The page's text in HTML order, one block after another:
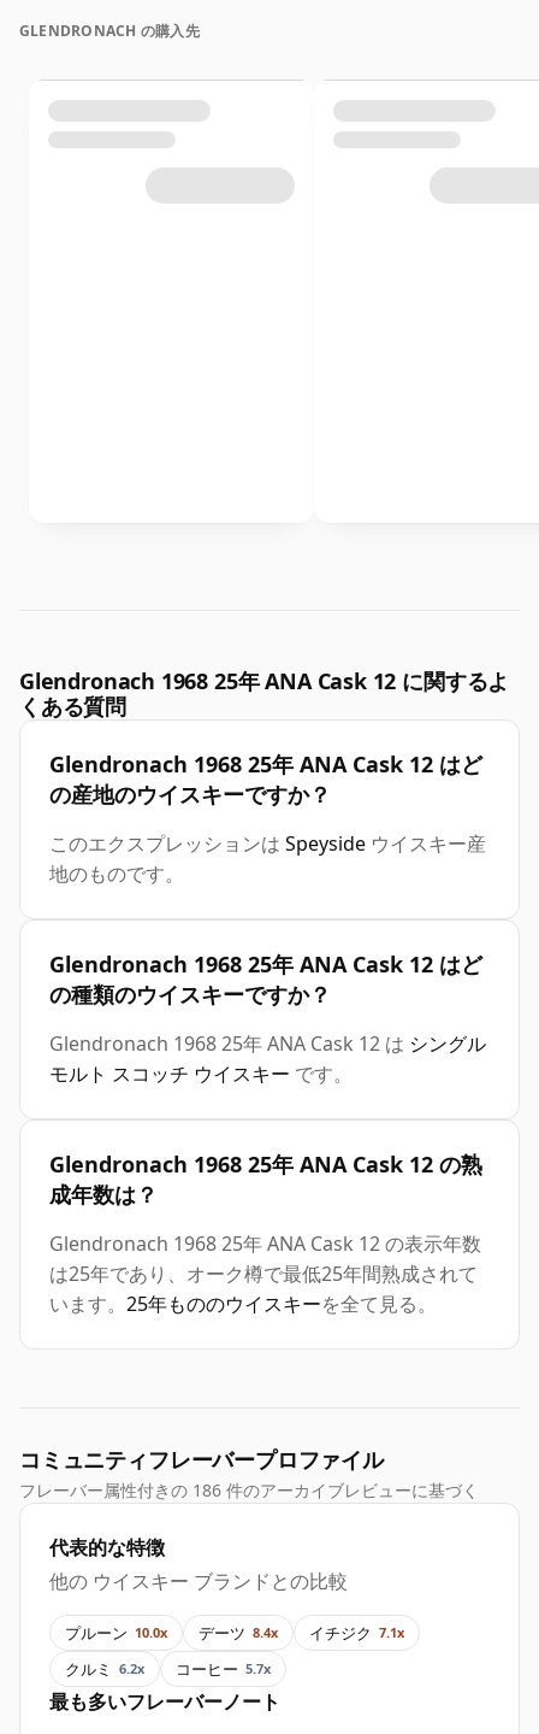
GLENDRONACH の購入先
Glendronach 1968 25年 ANA Cask 12 に関するよ
くある質問
Glendronach 1968 25年 ANA Cask 12 はど
の産地のウイスキーですか？
このエクスプレッションは Speyside ウイスキー産
地のものです。
Glendronach 1968 25年 ANA Cask 12 はど
の種類のウイスキーですか？
Glendronach 1968 25年 ANA Cask 12 は シングル
モルト スコッチ ウイスキー です。
Glendronach 1968 25年 ANA Cask 12 の熟
成年数は？
Glendronach 1968 25年 ANA Cask 12 の表示年数
は25年であり、オーク樽で最低25年間熟成されて
います。 25年もののウイスキーを全て見る。
コミュニティフレーバープロファイル
フレーバー属性付きの 186 件のアーカイブレビューに基づく
代表的な特徴
他の ウイスキー ブランドとの比較
プルーン 10.0x デーツ 8.4x イチジク 7.1x
クルミ 6.2x コーヒー 5.7x
最も多いフレーバーノート